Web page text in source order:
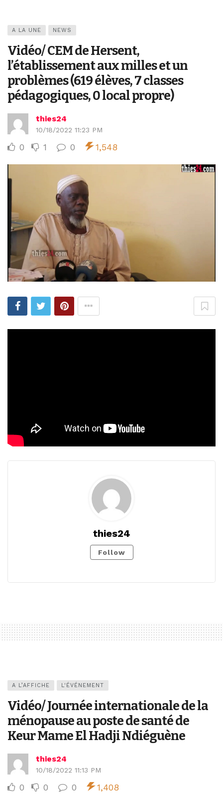
A LA UNE NEWS
Vidéo/ CEM de Hersent,
l’établissement aux milles et un
problèmes (619 élèves, 7 classes
pédagogiques, 0 local propre)
thies24
10/18/2022 11:23 PM
0 1 0 1,548
thies24
Follow
A L’AFFICHE L'ÉVÉNEMENT
Vidéo/ Journée internationale de la
ménopause au poste de santé de
Keur Mame El Hadji Ndiéguène
thies24
10/18/2022 11:13 PM
0 0 0 1,408